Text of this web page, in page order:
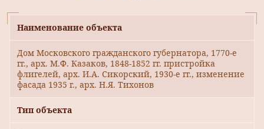
Наименование объекта
Дом Московского гражданского губернатора, 1770-е
гг., арх. М.Ф. Казаков, 1848-1852 гг. пристройка
флигелей, арх. И.А. Сикорский, 1930-е гг., изменение
фасада 1935 г., арх. Н.Я. Тихонов
Тип объекта